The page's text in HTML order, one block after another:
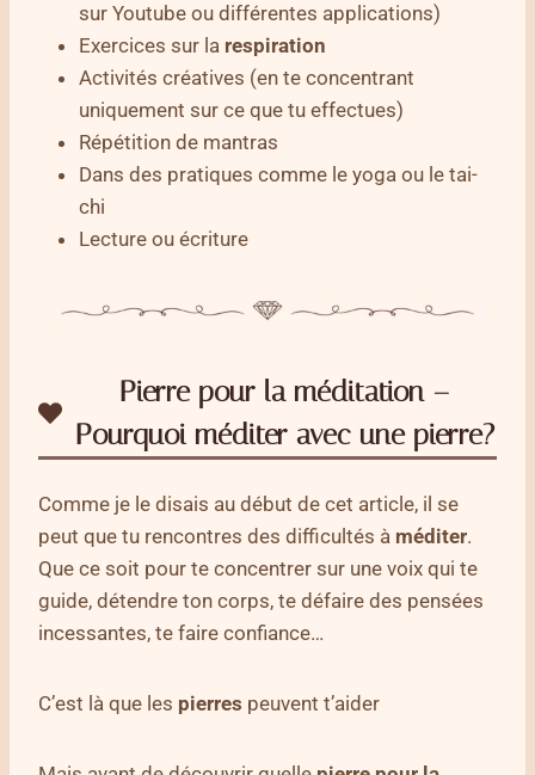
sur Youtube ou différentes applications)
Exercices sur la respiration
Activités créatives (en te concentrant
uniquement sur ce que tu effectues)
Répétition de mantras
Dans des pratiques comme le yoga ou le tai-
chi
Lecture ou écriture
Pierre pour la méditation –
Pourquoi méditer avec une pierre?
Comme je le disais au début de cet article, il se
peut que tu rencontres des difficultés à méditer.
Que ce soit pour te concentrer sur une voix qui te
guide, détendre ton corps, te défaire des pensées
incessantes, te faire confiance…
C’est là que les pierres peuvent t’aider